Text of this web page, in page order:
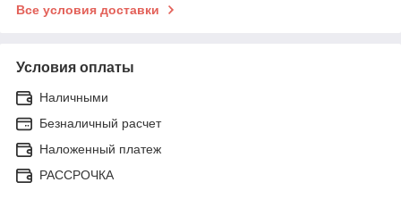
Все условия доставки
Условия оплаты
Наличными
Безналичный расчет
Наложенный платеж
РАССРОЧКА